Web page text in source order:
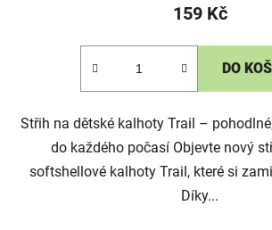
159 Kč
DO
Střih na dětské kalhoty Trail –
do každého počasí Objevte nový
softshellové kalhoty Trail, které si
Díky...